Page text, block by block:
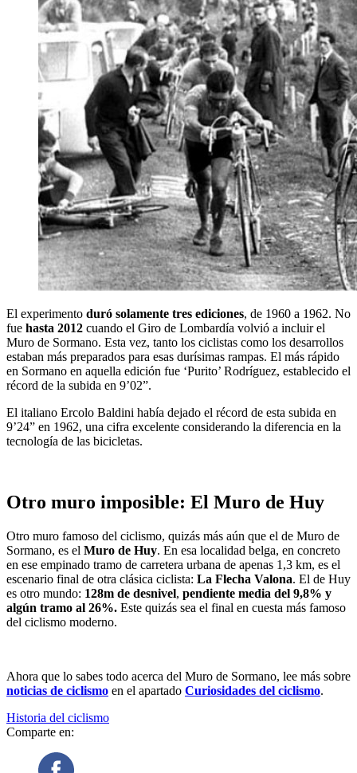
El experimento duró solamente tres ediciones, de 1960 a 1962. No
fue hasta 2012 cuando el Giro de Lombardía volvió a incluir el
Muro de Sormano. Esta vez, tanto los ciclistas como los desarrollos
estaban más preparados para esas durísimas rampas. El más rápido
en Sormano en aquella edición fue ‘Purito’ Rodríguez, establecido el
récord de la subida en 9’02”.
El italiano Ercolo Baldini había dejado el récord de esta subida en
9’24” en 1962, una cifra excelente considerando la diferencia en la
tecnología de las bicicletas.
Otro muro imposible: El Muro de Huy
Otro muro famoso del ciclismo, quizás más aún que el de Muro de
Sormano, es el Muro de Huy. En esa localidad belga, en concreto
en ese empinado tramo de carretera urbana de apenas 1,3 km, es el
escenario final de otra clásica ciclista: La Flecha Valona. El de Huy
es otro mundo: 128m de desnivel, pendiente media del 9,8% y
algún tramo al 26%. Este quizás sea el final en cuesta más famoso
del ciclismo moderno.
Ahora que lo sabes todo acerca del Muro de Sormano, lee más sobre
noticias de ciclismo en el apartado Curiosidades del ciclismo.
Historia del ciclismo
Comparte en: